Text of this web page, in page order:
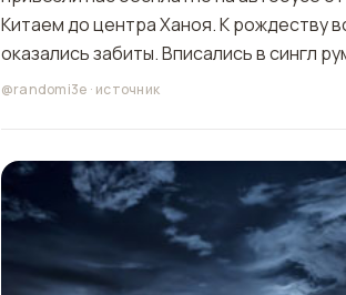
Китаем до центра Ханоя. К рождеству
оказались забиты. Вписались в сингл
@randomi3e · источник